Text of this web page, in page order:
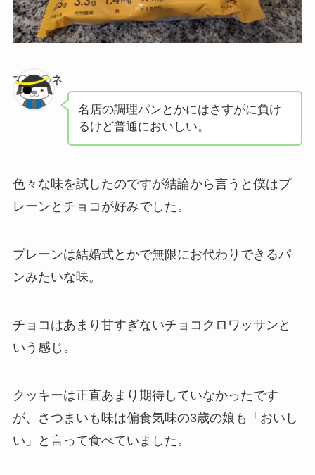
マサムネ
名店の調理パンとかにはさすがに負け
るけど普通においしい。
色々な味を試したのですが結論から言うと僕はプ
レーンとチョコが好みでした。
プレーンは結婚式とかで無限にお代わりできるパ
ンみたいな味。
チョコはあまり甘すぎないチョコクロワッサンと
いう感じ。
クッキーは正直あまり期待していなかったです
が、さつまいも味は偏食気味の3歳の娘も「おいし
い」と言って食べていました。